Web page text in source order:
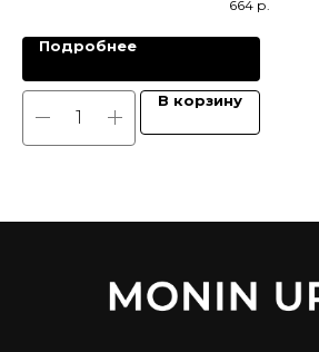
664 р.
Подробнее
В корзину